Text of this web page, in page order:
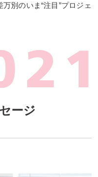
別のいま“注目”プロジェ
ージ